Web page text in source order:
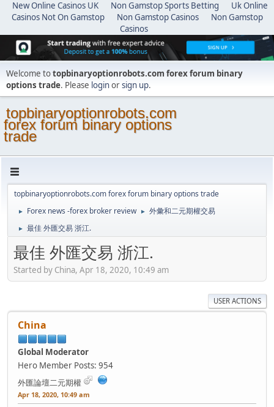
New Online Casinos UK Non Gamstop Sports Betting
Uk Online
Casinos Not On Gamstop
Non Gamstop Casinos
Non Gamstop
Casinos
Welcome totopbinaryoptionrobots.com forex forum binary
options trade. Please loginorsign up.
topbinaryoptionrobots.com
forex forum binary options
trade
topbinaryoptionrobots.com forex forum binary options trade
► Forex news -forex broker review ► 外彙和二元期權交易
► 最佳 外匯交易 浙江.
最佳 外匯交易 浙江.
Started by China, Apr 18, 2020, 10:49 am
USER ACTIONS
China
Global Moderator
Hero Member Posts: 954
外匯論壇二元期權
Apr 18, 2020, 10:49 am